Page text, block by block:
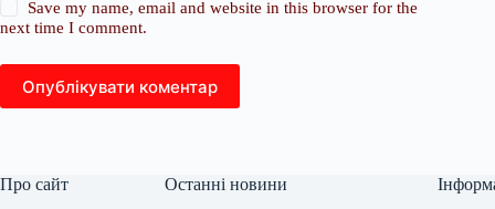
Save my name, email and website in this browser for the
next time I comment.
Опублікувати коментар
Про сайт Останні новини